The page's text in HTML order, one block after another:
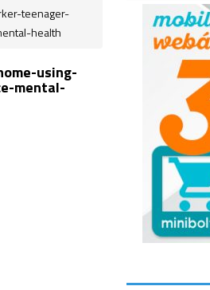
teenager-
health
using-
mental-